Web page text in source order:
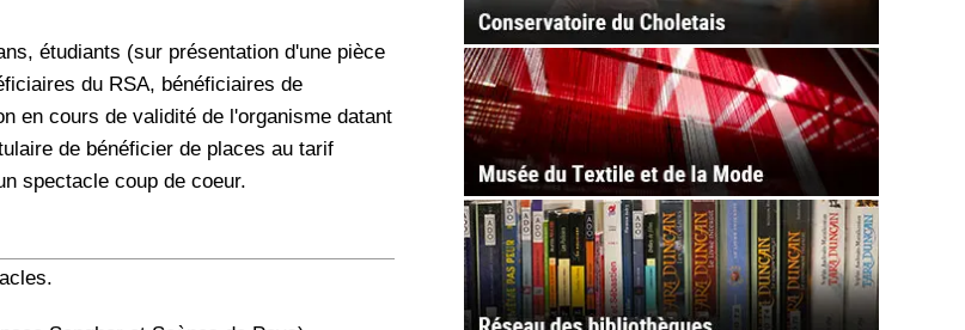
étudiants (sur présentation d'une pièce
du RSA, bénéficiaires de
en cours de validité de l'organisme datant
de bénéficier de places au tarif
spectacle coup de coeur.